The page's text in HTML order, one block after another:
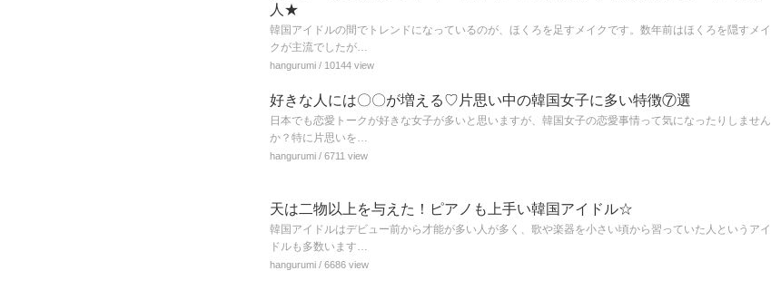
人★
韓国アイドルの間でトレンドになっているのが、ほくろを足すメイクです。数年前はほくろを隠すメイ
クが主流でしたが…
hangurumi / 10144 view
好きな人には〇〇が増える♡片思い中の韓国女子に多い特徴⑦選
日本でも恋愛トークが好きな女子が多いと思いますが、韓国女子の恋愛事情って気になったりしません
か？特に片思いを…
hangurumi / 6711 view
天は二物以上を与えた！ピアノも上手い韓国アイドル☆
韓国アイドルはデビュー前から才能が多い人が多く、歌や楽器を小さい頃から習っていた人というアイ
ドルも多数います…
hangurumi / 6686 view